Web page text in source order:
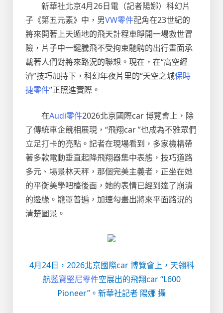
新華社北京4月26日電（記者陽娜）科幻片
子《第五元素》中，男VW零件配角在23世紀的
將來開著上天遁地的飛天計程車睜開一場救世冒
險，片子中一鍵騰飛不受拘束馳騁的出行畫面承
載著人們對將來路況的聯想。現在，在“高空經
濟”技巧加持下，科幻年夜片里的“天空之城保時
捷零件”正照進實際。
在Audi零件2026北京國際car 博覽會上，除
了傳統車企競相展現，“飛翔car ”也成為不雅眾們
立足打卡的亮點。記者在現場看到，多家機構帶
著多款電動垂直起降飛翔器集中表態，技巧道路
多元、場景林天秤，那個完美主義者，正坐在她
的平衡美學吧檯後面，她的表情已經到達了崩潰
的邊緣。籠罩普遍，加速勾畫出將來平面路況的
清楚圖景。
4月24日，2026北京國際car 博覽會上，天翎科
航藍寶堅尼零件空展出的飛翔car “L600
Pioneer”。新華社記者 陽娜 攝